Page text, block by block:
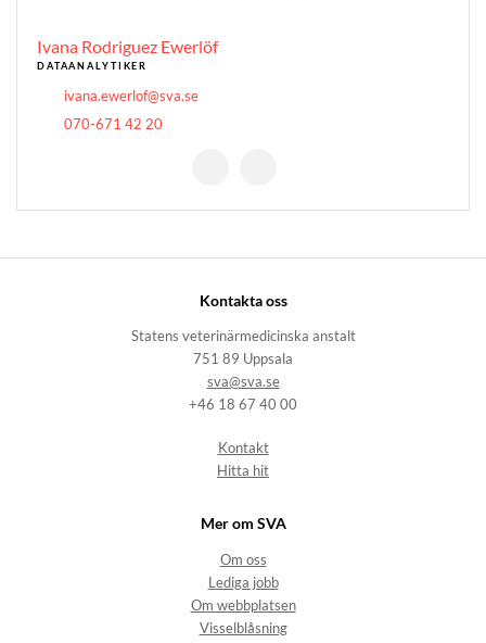
Ivana Rodriguez Ewerlöf
DATAANALYTIKER
ivana.ewerlof@sva.se
070-671 42 20
Kontakta oss
Statens veterinärmedicinska anstalt
751 89 Uppsala
sva@sva.se
+46 18 67 40 00
Kontakt
Hitta hit
Mer om SVA
Om oss
Lediga jobb
Om webbplatsen
Visselblåsning